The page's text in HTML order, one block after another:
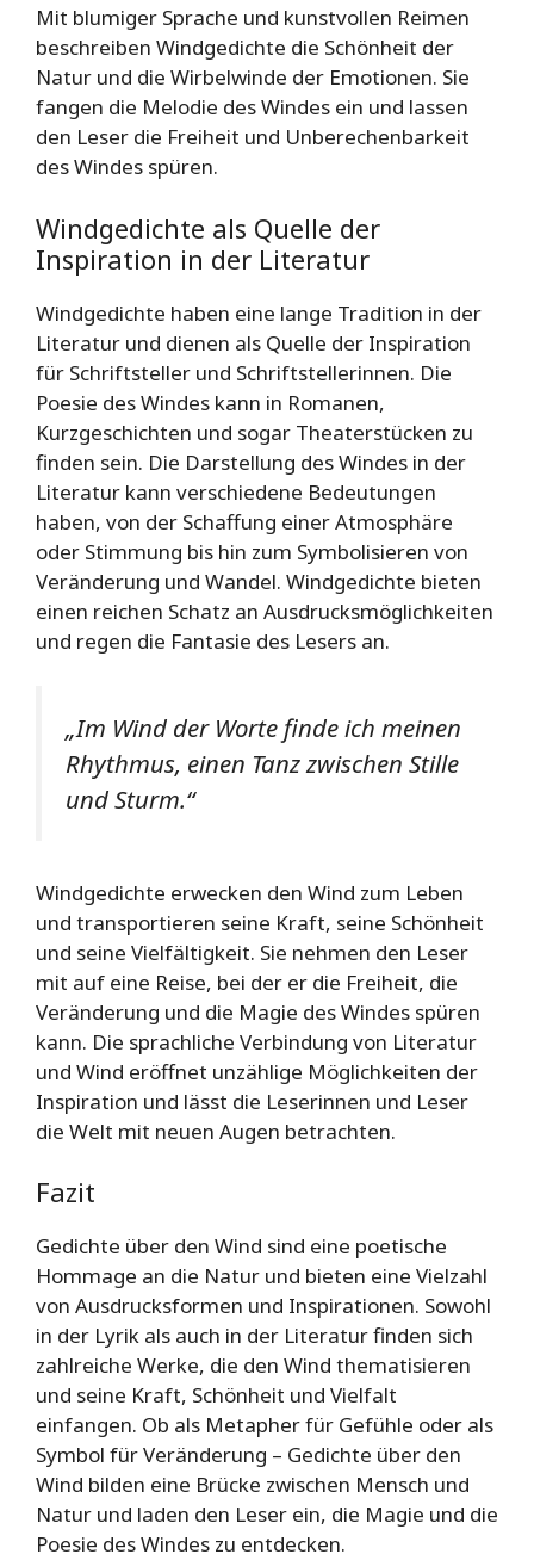
Mit blumiger Sprache und kunstvollen Reimen
beschreiben Windgedichte die Schönheit der
Natur und die Wirbelwinde der Emotionen. Sie
fangen die Melodie des Windes ein und lassen
den Leser die Freiheit und Unberechenbarkeit
des Windes spüren.
Windgedichte als Quelle der
Inspiration in der Literatur
Windgedichte haben eine lange Tradition in der
Literatur und dienen als Quelle der Inspiration
für Schriftsteller und Schriftstellerinnen. Die
Poesie des Windes kann in Romanen,
Kurzgeschichten und sogar Theaterstücken zu
finden sein. Die Darstellung des Windes in der
Literatur kann verschiedene Bedeutungen
haben, von der Schaffung einer Atmosphäre
oder Stimmung bis hin zum Symbolisieren von
Veränderung und Wandel. Windgedichte bieten
einen reichen Schatz an Ausdrucksmöglichkeiten
und regen die Fantasie des Lesers an.
„Im Wind der Worte finde ich meinen
Rhythmus, einen Tanz zwischen Stille
und Sturm.“
Windgedichte erwecken den Wind zum Leben
und transportieren seine Kraft, seine Schönheit
und seine Vielfältigkeit. Sie nehmen den Leser
mit auf eine Reise, bei der er die Freiheit, die
Veränderung und die Magie des Windes spüren
kann. Die sprachliche Verbindung von Literatur
und Wind eröffnet unzählige Möglichkeiten der
Inspiration und lässt die Leserinnen und Leser
die Welt mit neuen Augen betrachten.
Fazit
Gedichte über den Wind sind eine poetische
Hommage an die Natur und bieten eine Vielzahl
von Ausdrucksformen und Inspirationen. Sowohl
in der Lyrik als auch in der Literatur finden sich
zahlreiche Werke, die den Wind thematisieren
und seine Kraft, Schönheit und Vielfalt
einfangen. Ob als Metapher für Gefühle oder als
Symbol für Veränderung – Gedichte über den
Wind bilden eine Brücke zwischen Mensch und
Natur und laden den Leser ein, die Magie und die
Poesie des Windes zu entdecken.